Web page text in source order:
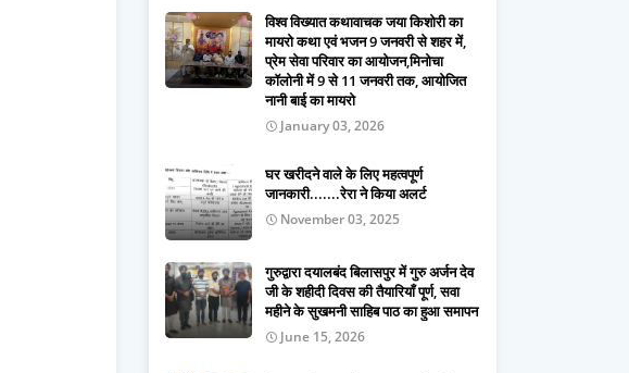
विश्व विख्यात कथावाचक जया किशोरी का
मायरो कथा एवं भजन 9 जनवरी से शहर में,
प्रेम सेवा परिवार का आयोजन,मिनोचा
कॉलोनी में 9 से 11 जनवरी तक, आयोजित
नानी बाई का मायरो
January 03, 2026
घर खरीदने वाले के लिए महत्वपूर्ण
जानकारी.......रेरा ने किया अलर्ट
November 03, 2025
गुरुद्वारा दयालबंद बिलासपुर में गुरु अर्जन देव
जी के शहीदी दिवस की तैयारियाँ पूर्ण, सवा
महीने के सुखमनी साहिब पाठ का हुआ समापन
June 15, 2026